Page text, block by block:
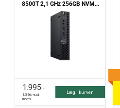
8500T 2,1 GHz 256GB NVMe
8GB Win11 Pro - Grade B
1.995,-
1.596,- excl.
moms
Læg i kurven